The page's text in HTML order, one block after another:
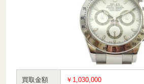
買取金額 ￥1,030,000